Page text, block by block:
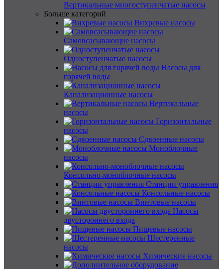
Вертикальные многоступенчатые насосы
Больше категорий
Вихревые насосы
Самовсасывающие насосы
Одноступенчатые насосы
Насосы для
горячей воды
Канализационные насосы
Вертикальные
насосы
Горизонтальные
насосы
Сдвоенные насосы
Моноблочные
насосы
Консольно-моноблочные насосы
Станции управления
Консольные насосы
Винтовые насосы
Насосы
двустороннего входа
Пищевые насосы
Шестеренные
насосы
Химические насосы